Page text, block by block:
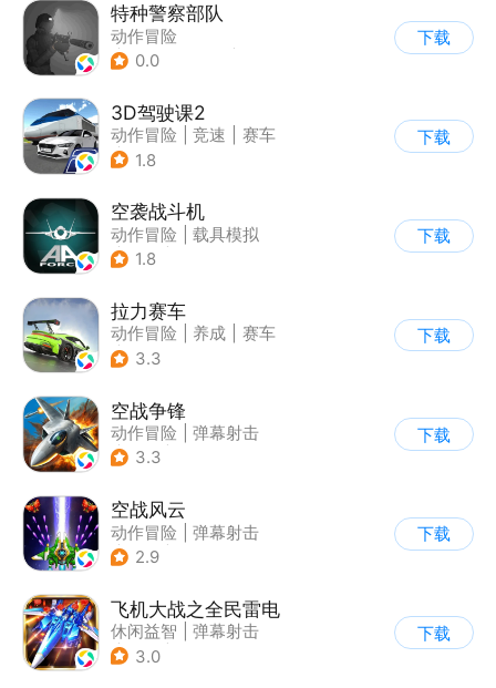
特种警察部队
动作冒险
| 第一人称射击
0.0
下载
3D驾驶课2
动作冒险 竞速
赛车
| 写实
1.8
下载
空袭战斗机
动作冒险
载具模拟
| 飞机
1.8
下载
拉力赛车
动作冒险 养成
赛车
| 漂移
3.3
下载
空战争锋
动作冒险
弹幕射击
| 空战
3.3
下载
空战风云
动作冒险
弹幕射击
| 科幻
2.9
下载
飞机大战之全民雷电
休闲益智
弹幕射击
| 冒险
3.0
下载